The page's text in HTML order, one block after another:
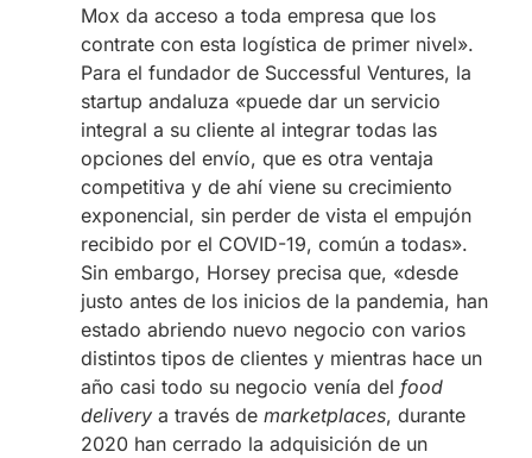
Mox da acceso a toda empresa que los
contrate con esta logística de primer nivel».
Para el fundador de Successful Ventures, la
startup andaluza «puede dar un servicio
integral a su cliente al integrar todas las
opciones del envío, que es otra ventaja
competitiva y de ahí viene su crecimiento
exponencial, sin perder de vista el empujón
recibido por el COVID-19, común a todas».
Sin embargo, Horsey precisa que, «desde
justo antes de los inicios de la pandemia, han
estado abriendo nuevo negocio con varios
distintos tipos de clientes y mientras hace un
año casi todo su negocio venía del food
delivery a través de marketplaces, durante
2020 han cerrado la adquisición de un